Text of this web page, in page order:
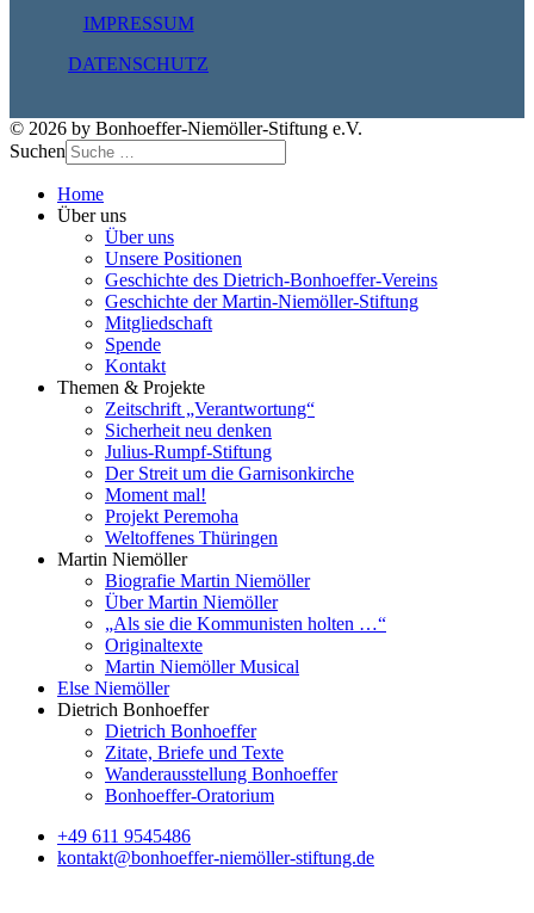
IMPRESSUM
DATENSCHUTZ
© 2026 by Bonhoeffer-Niemöller-Stiftung e.V.
Suchen
Home
Über uns
Über uns
Unsere Positionen
Geschichte des Dietrich-Bonhoeffer-Vereins
Geschichte der Martin-Niemöller-Stiftung
Mitgliedschaft
Spende
Kontakt
Themen & Projekte
Zeitschrift „Verantwortung“
Sicherheit neu denken
Julius-Rumpf-Stiftung
Der Streit um die Garnisonkirche
Moment mal!
Projekt Peremoha
Weltoffenes Thüringen
Martin Niemöller
Biografie Martin Niemöller
Über Martin Niemöller
„Als sie die Kommunisten holten …“
Originaltexte
Martin Niemöller Musical
Else Niemöller
Dietrich Bonhoeffer
Dietrich Bonhoeffer
Zitate, Briefe und Texte
Wanderausstellung Bonhoeffer
Bonhoeffer-Oratorium
+49 611 9545486
kontakt@bonhoeffer-niemöller-stiftung.de